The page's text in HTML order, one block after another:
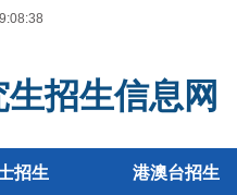
招生信息网
招生 港澳台招生